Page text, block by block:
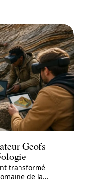
Geofs
transformé
de la…